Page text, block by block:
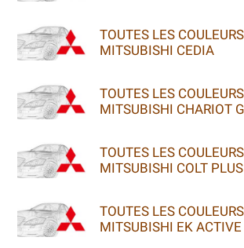
TOUTES LES
MITSUBISHI CEDIA
TOUTES LES
MITSUBISHI CHARIOT
TOUTES LES
MITSUBISHI COLT PLUS
TOUTES LES
MITSUBISHI EK ACTIVE